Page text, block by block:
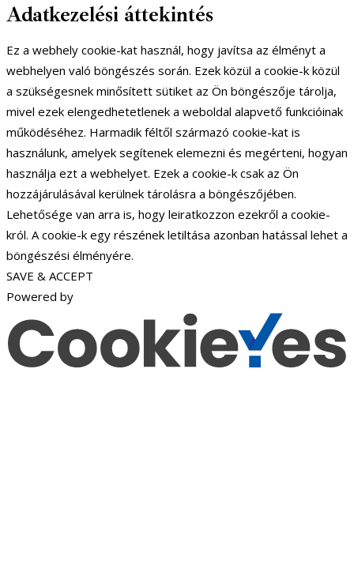
Adatkezelési áttekintés
Ez a webhely cookie-kat használ, hogy javítsa az élményt a
webhelyen való böngészés során. Ezek közül a cookie-k közül
a szükségesnek minősített sütiket az Ön böngészője tárolja,
mivel ezek elengedhetetlenek a weboldal alapvető funkcióinak
működéséhez. Harmadik féltől származó cookie-kat is
használunk, amelyek segítenek elemezni és megérteni, hogyan
használja ezt a webhelyet. Ezek a cookie-k csak az Ön
hozzájárulásával kerülnek tárolásra a böngészőjében.
Lehetősége van arra is, hogy leiratkozzon ezekről a cookie-
król. A cookie-k egy részének letiltása azonban hatással lehet a
böngészési élményére.
SAVE & ACCEPT
Powered by